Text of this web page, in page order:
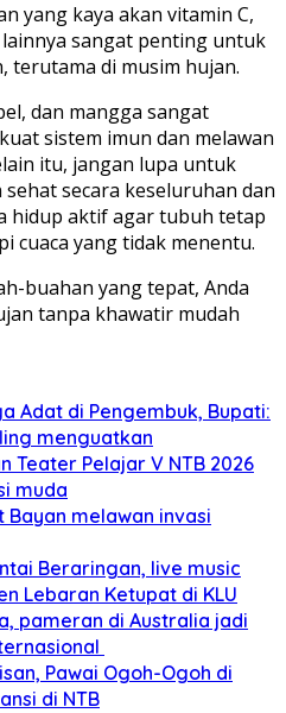
yang kaya akan vitamin C,
sangat penting untuk
terutama di musim hujan.
dan mangga sangat
sistem imun dan melawan
itu, jangan lupa untuk
secara keseluruhan dan
hidup aktif agar tubuh tetap
cuaca yang tidak menentu.
buahan yang tepat, Anda
tanpa khawatir mudah
Adat di Pengembuk, Bupati:
menguatkan
Teater Pelajar V NTB 2026
muda
melawan invasi
Beraringan, live music
Lebaran Ketupat di KLU
pameran di Australia jadi
Pawai Ogoh-Ogoh di
di NTB